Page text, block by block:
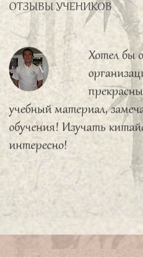
ОТЗЫВЫ УЧЕНИКОВ
Хотел бы
учебный материал,
обучения! Изучать
интересно!
и